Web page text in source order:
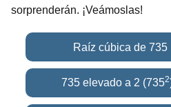
sorprenderán. ¡Veámoslas!
Raíz cúbica de 735
735 elevado a 2 (7352